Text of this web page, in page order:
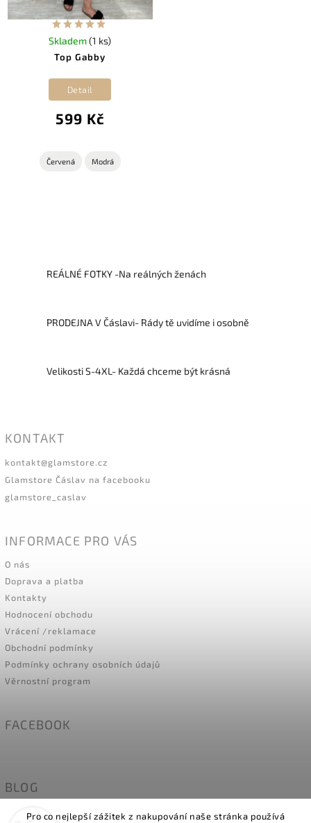
Pro co nejlepší zážitek z nakupování naše stránka používá
Top Gabby
Skladem(1 ks)
599 Kč
Detail
Červená Modrá
REÁLNÉ FOTKY -Na reálných ženách
PRODEJNA V Čáslavi- Rády tě uvidíme i osobně
Velikosti S-4XL- Každá chceme být krásná
KONTAKT
kontakt@glamstore.cz
Glamstore Čáslav na facebooku
glamstore_caslav
INFORMACE PRO VÁS
O nás
Doprava a platba
Kontakty
Hodnocení obchodu
Vrácení /reklamace
Obchodní podmínky
Podmínky ochrany osobních údajů
Věrnostní program
FACEBOOK
BLOG
Naše holky modelky- MÍRY